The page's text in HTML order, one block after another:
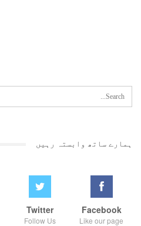
ہمارے ساتھ وابستہ رہیں
Facebook
Like our page
Twitter
Follow Us